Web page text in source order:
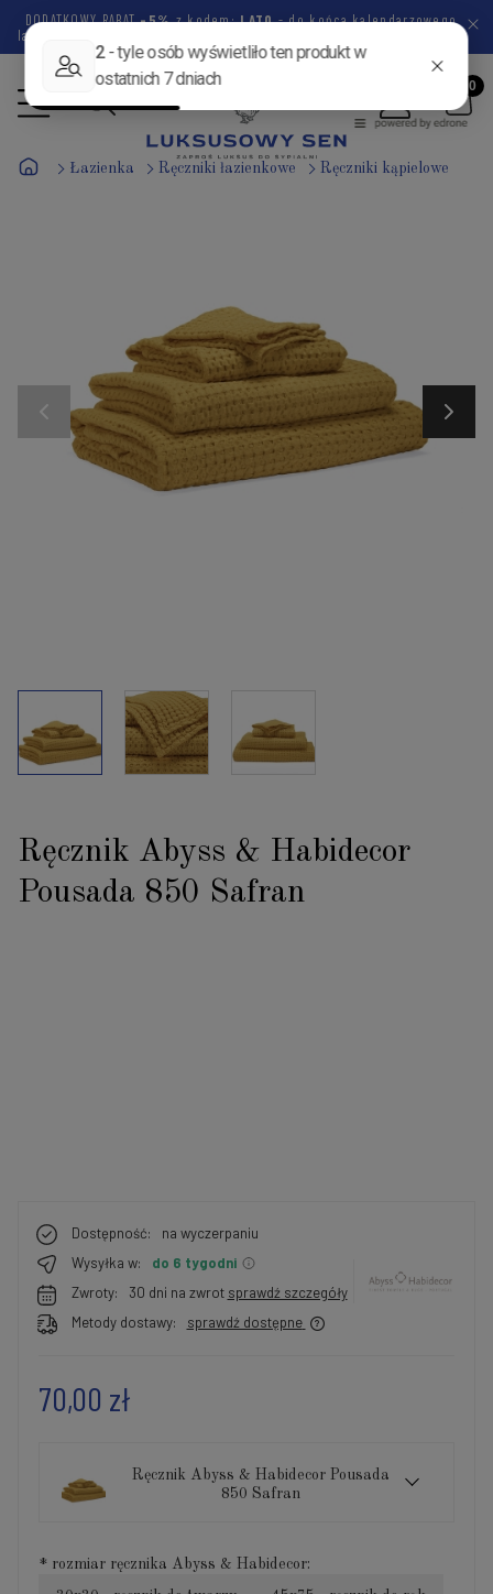
DODATKOWY RABAT-5%z kodem:LATO- do końca kalendarzowego
lata pozostało
Łazienka Ręczniki łazienkowe Ręczniki kąpielowe
Ręcznik Abyss & Habidecor
Pousada 850 Safran
Dostępność:
na wyczerpaniu
Wysyłka w:
do 6 tygodni
Zwroty:
30 dni na zwrot sprawdź szczegóły
Metody dostawy:
sprawdź dostępne
70,00 zł
Ręcznik Abyss & Habidecor Pousada
850 Safran
* rozmiar ręcznika Abyss & Habidecor: